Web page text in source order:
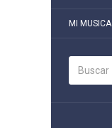
MI MUSICA